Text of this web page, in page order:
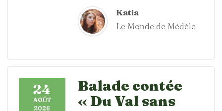
Katia
Le Monde de Médèle
24
AOÛT
2026
Balade contée
« Du Val sans